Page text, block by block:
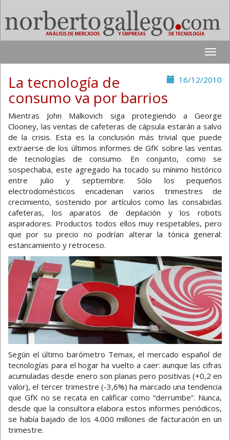
Toggle
16/12/2010
La tecnología de
consumo va por barrios
Mientras John Malkovich siga protegiendo a George
Clooney, las ventas de cafeteras de cápsula estarán a salvo
de la crisis. Esta es la conclusión más trivial que puede
extraerse de los últimos informes de GfK sobre las ventas
de tecnologías de consumo. En conjunto, como se
sospechaba, este agregado ha tocado su mínimo histórico
entre julio y septiembre. Sólo los pequeños
electrodomésticos encadenan varios trimestres de
crecimiento, sostenido por artículos como las consabidas
cafeteras, los aparatos de depilación y los robots
aspiradores. Productos todos ellos muy respetables, pero
que por su precio no podrían alterar la tónica general:
estancamiento y retroceso.
Según el último barómetro Temax, el mercado español de
tecnologías para el hogar ha vuelto a caer: aunque las cifras
acumuladas desde enero son planas pero positivas (+0,2 en
valor), el tercer trimestre (-3,6%) ha marcado una tendencia
que GfK no se recata en calificar como “derrumbe”. Nunca,
desde que la consultora elabora estos informes periódicos,
se había bajado de los 4.000 millones de facturación en un
trimestre.